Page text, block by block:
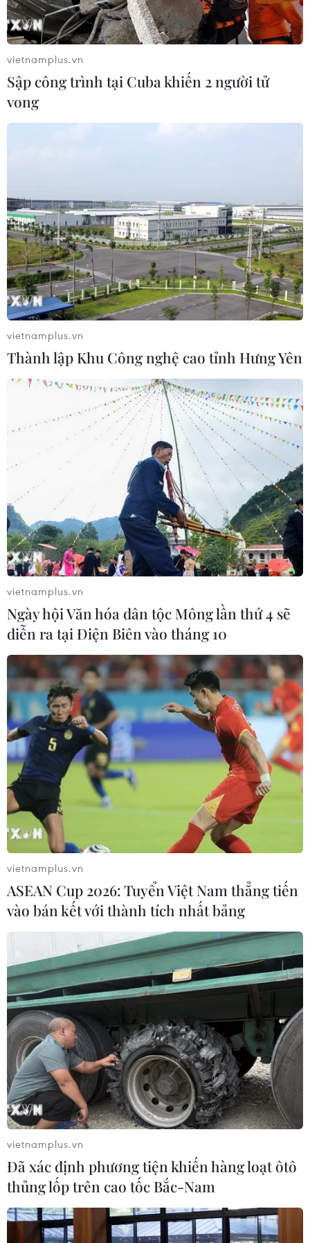
Quân đội Thái Lan nỗ lực giải quyết khủng
hoảng
22/05/2014 09:03
Chan-Ocha.
Thái Lan: Thủ lĩnh Áo đỏ đề xuất trưng
cầu dân ý toàn quốc
22/05/2014 08:09
Thủ lĩnh phong trào Áo đỏ tại Thái Lan đã kêu gọi một
cuộc trưng cầu dân ý toàn quốc để giải quyết cuộc
khủng hoảng chính trị hiện nay ở nước này.
vietnamplus.vn
Sập công trình tại Cuba khiến 2 người tử
vong
vietnamplus.vn
Thành lập Khu Công nghệ cao tỉnh Hưng Yên
vietnamplus.vn
Ngày hội Văn hóa dân tộc Mông lần thứ 4 sẽ
diễn ra tại Điện Biên vào tháng 10
vietnamplus.vn
ASEAN Cup 2026: Tuyển Việt Nam thẳng tiến
vào bán kết với thành tích nhất bảng
vietnamplus.vn
Đã xác định phương tiện khiến hàng loạt ôtô
thủng lốp trên cao tốc Bắc-Nam